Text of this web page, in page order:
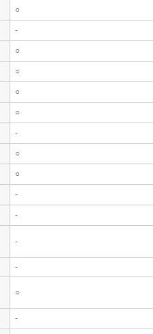
○
-
○
○
○
○
-
○
○
-
-
-
-
○
-